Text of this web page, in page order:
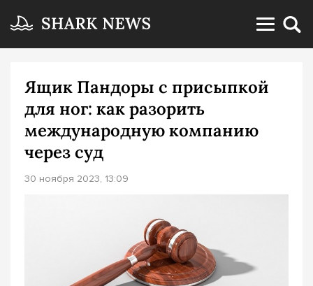
Ящик Пандоры с присыпкой
для ног: как разорить
международную компанию
через суд
30 ноября 2023, 13:09